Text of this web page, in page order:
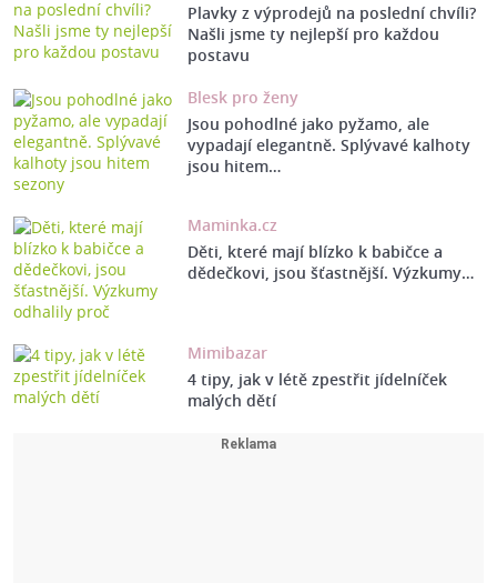
Plavky z výprodejů na poslední chvíli?
Našli jsme ty nejlepší pro každou
postavu
Blesk pro ženy
Jsou pohodlné jako pyžamo, ale
vypadají elegantně. Splývavé kalhoty
jsou hitem…
Maminka.cz
Děti, které mají blízko k babičce a
dědečkovi, jsou šťastnější. Výzkumy…
Mimibazar
4 tipy, jak v létě zpestřit jídelníček
malých dětí